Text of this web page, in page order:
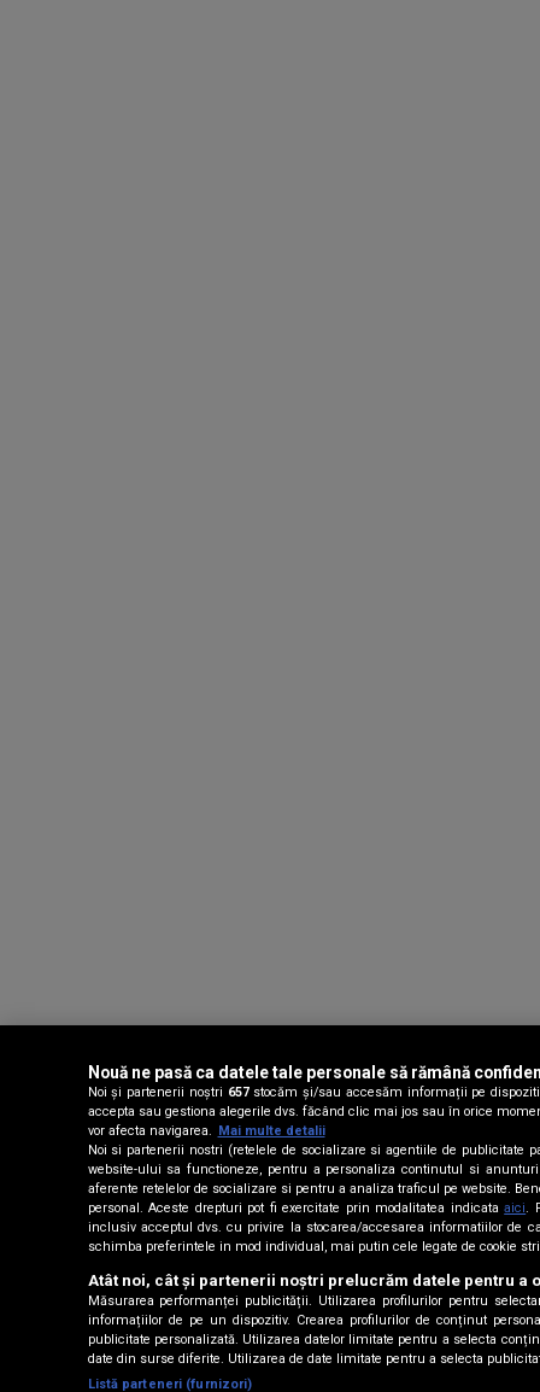
Nouă ne pasă ca datele tale personale să rămână
Noi și partenerii noștri 657stocăm și/sau accesăm informații pe
accepta sau gestiona alegerile dvs. făcând clic mai jos sau în orice
vor afecta navigarea.
Mai multe detalii
Noi si partenerii nostri (retelele de socializare si agentiile de
website-ului sa functioneze, pentru a personaliza continutul si
aferente retelelor de socializare si pentru a analiza traficul pe website.
personal. Aceste drepturi pot fi exercitate prin modalitatea indicataaici.
inclusiv acceptul dvs. cu privire la stocarea/accesarea informatiilor de
schimba preferintele in mod individual, mai putin cele legate de cookie
Atât noi, cât și partenerii noștri prelucrăm datele pentru a
Măsurarea performanței publicității. Utilizarea profilurilor pentru
informațiilor de pe un dispozitiv. Crearea profilurilor de conținut
publicitate personalizată. Utilizarea datelor limitate pentru a selecta
date din surse diferite. Utilizarea de date limitate pentru a selecta
Listă parteneri (furnizori)